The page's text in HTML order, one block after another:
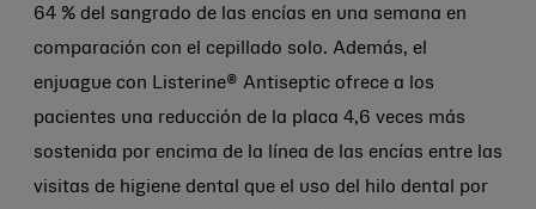
64 % del sangrado de las encías en una semana en
comparación con el cepillado solo. Además, el
enjuague con Listerine® Antiseptic ofrece a los
pacientes una reducción de la placa 4,6 veces más
sostenida por encima de la línea de las encías entre las
visitas de higiene dental que el uso del hilo dental por